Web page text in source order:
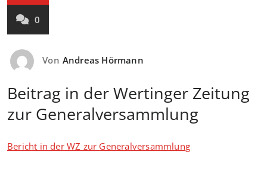
0
Von Andreas Hörmann
Beitrag in der Wertinger Zeitung
zur Generalversammlung
Bericht in der WZ zur Generalversammlung